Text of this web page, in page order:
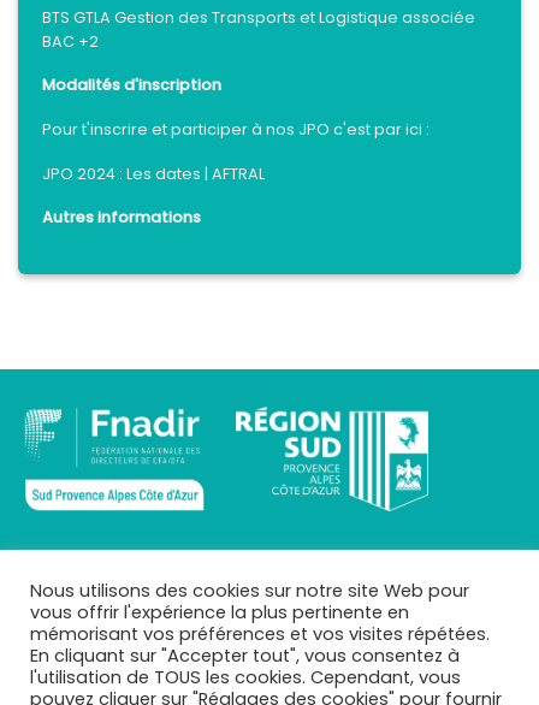
BTS GTLA Gestion des Transports et Logistique associée
BAC +2
Modalités d'inscription
Pour t'inscrire et participer à nos JPO c'est par ici :
JPO 2024 : Les dates | AFTRAL
Autres informations
Qui sommes-nous ?
Mentions légales
Téléchargements
Mes CFA
Nous utilisons des cookies sur notre site Web pour
vous offrir l'expérience la plus pertinente en
mémorisant vos préférences et vos visites répétées.
En cliquant sur "Accepter tout", vous consentez à
l'utilisation de TOUS les cookies. Cependant, vous
pouvez cliquer sur "Réglages des cookies" pour fournir